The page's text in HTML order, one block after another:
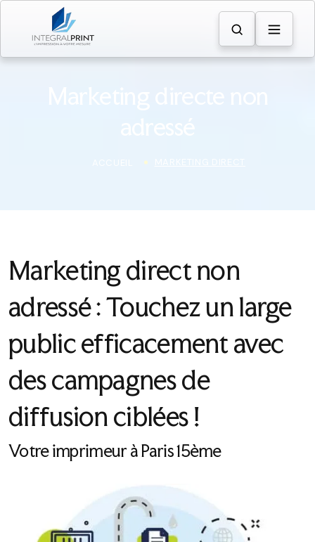
adressé
Marketing direct non
adressé : Touchez un large
public efficacement avec
des campagnes de
diffusion ciblées !
Votre imprimeur à Paris 15ème